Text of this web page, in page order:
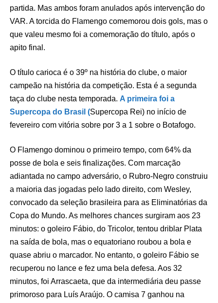
partida. Mas ambos foram anulados após intervenção do
VAR. A torcida do Flamengo comemorou dois gols, mas o
que valeu mesmo foi a comemoração do título, após o
apito final.
O título carioca é o 39º na história do clube, o maior
campeão na história da competição. Esta é a segunda
taça do clube nesta temporada. A primeira foi a
Supercopa do Brasil (Supercopa Rei) no início de
fevereiro com vitória sobre por 3 a 1 sobre o Botafogo.
O Flamengo dominou o primeiro tempo, com 64% da
posse de bola e seis finalizações. Com marcação
adiantada no campo adversário, o Rubro-Negro construiu
a maioria das jogadas pelo lado direito, com Wesley,
convocado da seleção brasileira para as Eliminatórias da
Copa do Mundo. As melhores chances surgiram aos 23
minutos: o goleiro Fábio, do Tricolor, tentou driblar Plata
na saída de bola, mas o equatoriano roubou a bola e
quase abriu o marcador. No entanto, o goleiro Fábio se
recuperou no lance e fez uma bela defesa. Aos 32
minutos, foi Arrascaeta, que da intermediária deu passe
primoroso para Luís Araújo. O camisa 7 ganhou na